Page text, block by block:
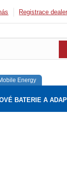
Registrace
Energy
BATERIE A